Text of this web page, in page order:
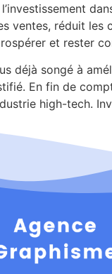
ventes, réduit les
et rester
déjà songé à
En fin de
high-tech.